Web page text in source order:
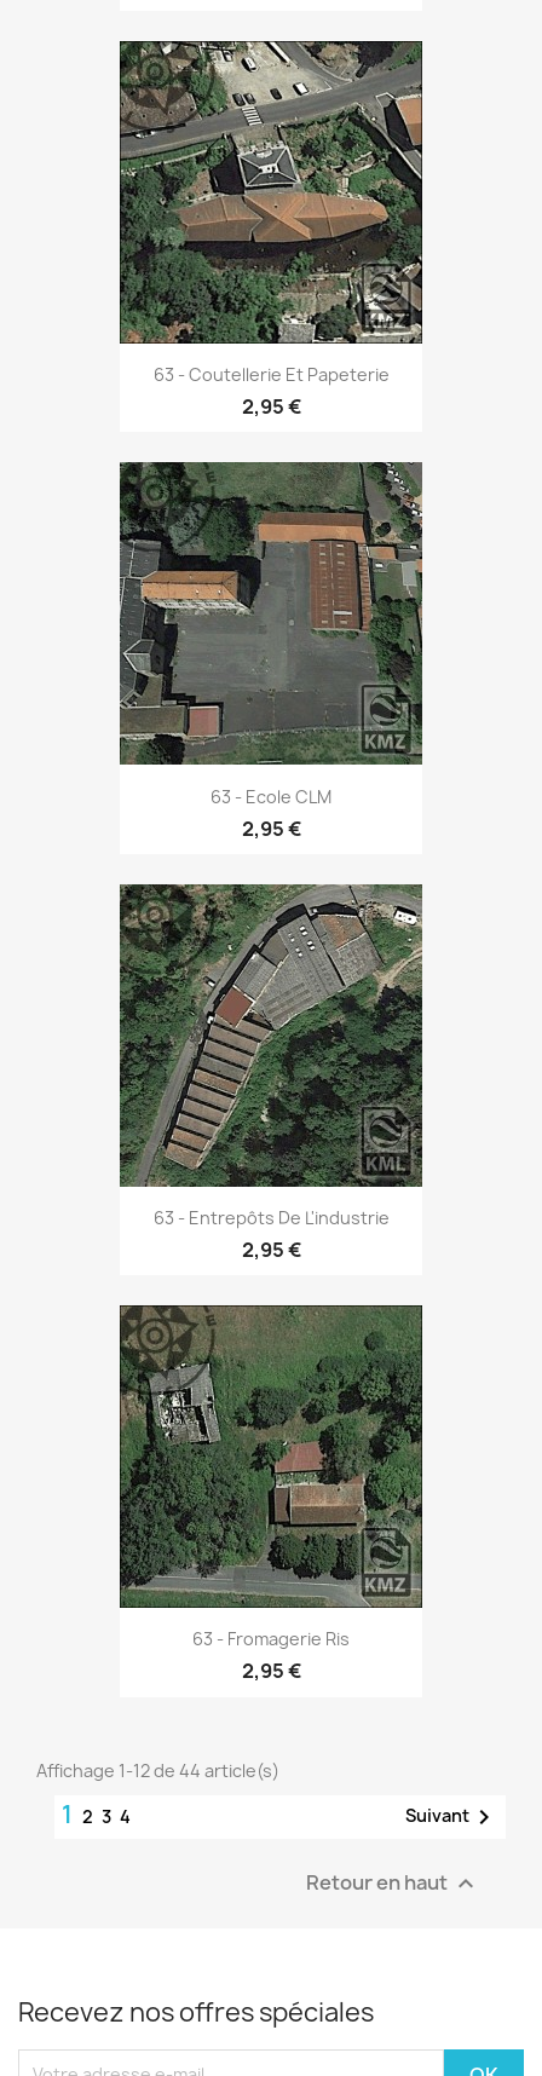
63 - Coutellerie Et Papeterie
2,95 €
63 - Ecole CLM
2,95 €
63 - Entrepôts De L'industrie
2,95 €
63 - Fromagerie Ris
2,95 €
Affichage 1-12 de 44 article(s)
1 2 3 4 Suivant 
Retour en haut 
Recevez nos offres spéciales